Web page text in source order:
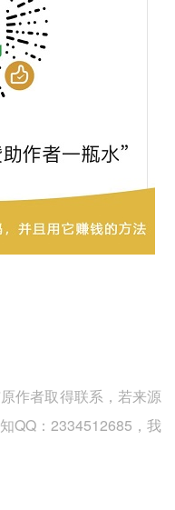
作者取得联系，若来源
QQ：2334512685，我